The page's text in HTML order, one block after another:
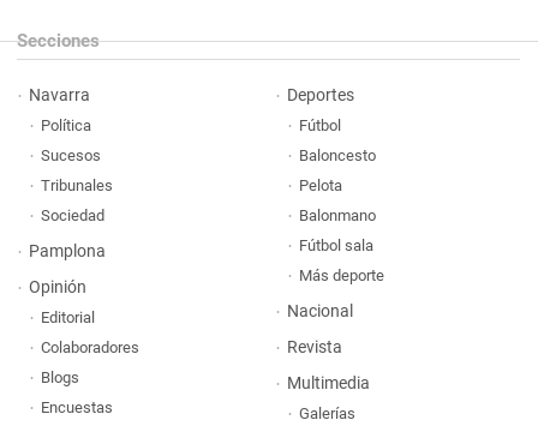
Secciones
Navarra
Política
Sucesos
Tribunales
Sociedad
Pamplona
Opinión
Editorial
Colaboradores
Blogs
Encuestas
Deportes
Fútbol
Baloncesto
Pelota
Balonmano
Fútbol sala
Más deporte
Nacional
Revista
Multimedia
Galerías